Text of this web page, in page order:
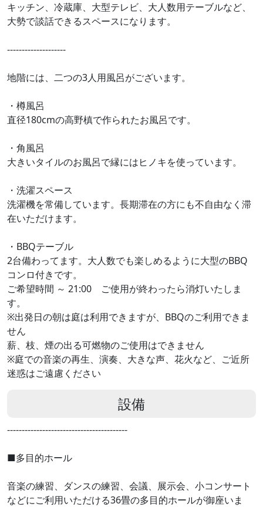
キッチン、冷蔵庫、大型テレビ、大人数用テーブルなど、
大勢で談話できるスペースになります。
--------------------
地階には、二つの3人用風呂がございます。
・樽風呂
直径180cmの高野槙で作られたお風呂です。
・角風呂
大きいタイルのお風呂で縁にはヒノキを使っています。
・洗濯スペース
洗濯機を常備しています。長期滞在の方にも不自由なく滞
在いただけます。
・BBQテーブル
2台備わってます。大人数でも楽しめるように大型のBBQ
コンロ付きです。
ご希望時間 ～ 21:00 ご使用が終わったら消灯いたしま
す。
※出発日の朝は庭は利用できますが、BBQのご利用できま
せん
薪、枝、煙の出る可燃物のご使用はできません
※庭での音楽の再生、演奏、大きな声、花火など、ご近所
迷惑はご遠慮ください
設備
-----------------------------------------
■多目的ホール
音楽の練習、ダンスの練習、会議、展示会、小コンサート
などにご利用いただける36畳の多目的ホールが御座いま